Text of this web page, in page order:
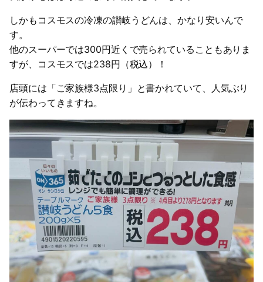
しかもコスモスの冷凍の讃岐うどんは、かなり安いんで
す。
他のスーパーでは300円近くで売られていることもありま
すが、コスモスでは238円（税込）！
店頭には「ご家族様3点限り」と書かれていて、人気ぶり
が伝わってきますね。